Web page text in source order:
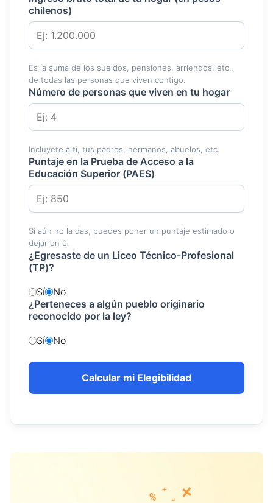
chilenos)
Es la suma de los sueldos, pensiones, arriendos, etc.,
de todas las personas que viven contigo.
Número de personas que viven en tu hogar
Inclúyete a ti, tus padres, hermanos, abuelos, etc.
Puntaje en la Prueba de Acceso a la
Educación Superior (PAES)
Si aún no la das, puedes poner un puntaje estimado o
dejar en 0.
¿Egresaste de un Liceo Técnico-Profesional
(TP)?
Sí
No
¿Perteneces a algún pueblo originario
reconocido por la ley?
Sí
No
Calcular mi Elegibilidad